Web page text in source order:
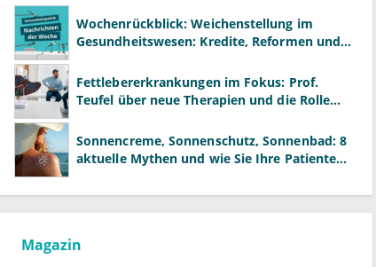
Wochenrückblick: Weichenstellung im
Gesundheitswesen: Kredite, Reformen und
Fettlebererkrankungen im Fokus: Prof.
Teufel über neue Therapien und die Rolle
Sonnencreme, Sonnenschutz, Sonnenbad: 8
aktuelle Mythen und wie Sie Ihre Patienten
Magazin